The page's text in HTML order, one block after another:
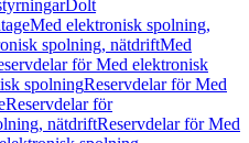
Dolt
Med elektronisk spolning,
spolning, nätdriftMed
för Med elektronisk
spolningReservdelar för Med
Reservdelar för
nätdriftReservdelar för Med